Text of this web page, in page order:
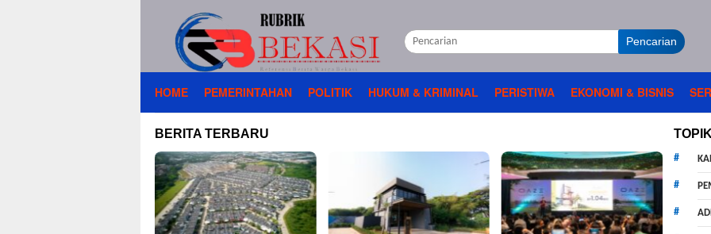
Pencarian
HOME PEMERINTAHAN POLITIK HUKUM & KRIMINAL PERISTIWA EKONOMI & BISNIS
BERITA TERBARU